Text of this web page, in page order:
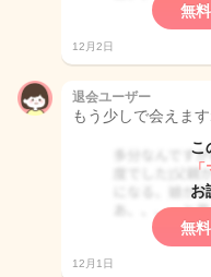
無
12月2日
退会ユーザー
もう少しで会えま
こ
「
お
無
12月1日